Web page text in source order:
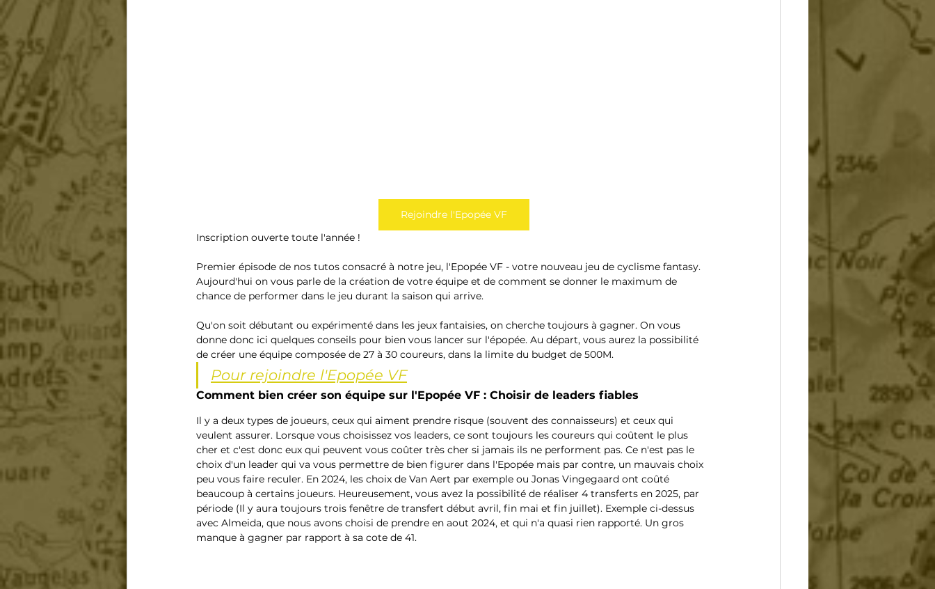
Rejoindre l'Epopée VF
Inscription ouverte toute l'année !
Premier épisode de nos tutos consacré à notre jeu, l'Epopée VF - votre nouveau jeu de cyclisme fantasy.
Aujourd'hui on vous parle de la création de votre équipe et de comment se donner le maximum de
chance de performer dans le jeu durant la saison qui arrive.
Qu'on soit débutant ou expérimenté dans les jeux fantaisies, on cherche toujours à gagner. On vous
donne donc ici quelques conseils pour bien vous lancer sur l'épopée. Au départ, vous aurez la possibilité
de créer une équipe composée de 27 à 30 coureurs, dans la limite du budget de 500M.
Pour rejoindre l'Epopée VF
Comment bien créer son équipe sur l'Epopée VF : Choisir de leaders fiables
Il y a deux types de joueurs, ceux qui aiment prendre risque (souvent des connaisseurs) et ceux qui
veulent assurer. Lorsque vous choisissez vos leaders, ce sont toujours les coureurs qui coûtent le plus
cher et c'est donc eux qui peuvent vous coûter très cher si jamais ils ne performent pas. Ce n'est pas le
choix d'un leader qui va vous permettre de bien figurer dans l'Epopée mais par contre, un mauvais choix
peu vous faire reculer. En 2024, les choix de Van Aert par exemple ou Jonas Vingegaard ont coûté
beaucoup à certains joueurs. Heureusement, vous avez la possibilité de réaliser 4 transferts en 2025, par
période (Il y aura toujours trois fenêtre de transfert début avril, fin mai et fin juillet). Exemple ci-dessus
avec Almeida, que nous avons choisi de prendre en aout 2024, et qui n'a quasi rien rapporté. Un gros
manque à gagner par rapport à sa cote de 41.